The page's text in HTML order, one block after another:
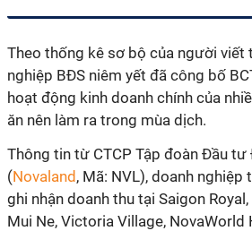
Theo thống kê sơ bộ của người viết
nghiệp BĐS niêm yết đã công bố
hoạt động kinh doanh chính của
ăn nên làm ra trong mùa dịch.
Thông tin từ CTCP Tập đoàn Đầu tư
(Novaland, Mã: NVL), doanh nghiệp
ghi nhận doanh thu tại Saigon
Mui Ne, Victoria Village, NovaWorld